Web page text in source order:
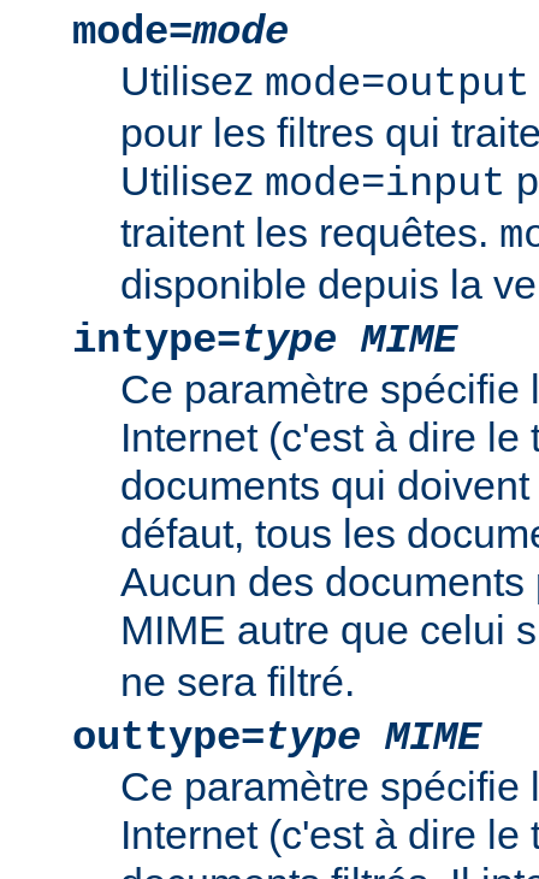
mode=mode
Utilisez mode=output
pour les filtres qui
Utilisez mode=input
traitent les requêtes.
disponible depuis la
intype=type MIME
Ce paramètre spécifie
Internet (c'est à dire le
documents qui
défaut, tous les
Aucun des
MIME autre que celui
ne sera filtré.
outtype=type MIME
Ce paramètre spécifie
Internet (c'est à dire le